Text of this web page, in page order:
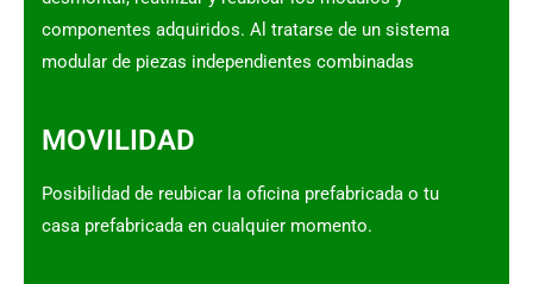
componentes adquiridos. Al tratarse de un sistema
modular de piezas independientes combinadas
MOVILIDAD
Posibilidad de reubicar la oficina prefabricada o tu
casa prefabricada en cualquier momento.